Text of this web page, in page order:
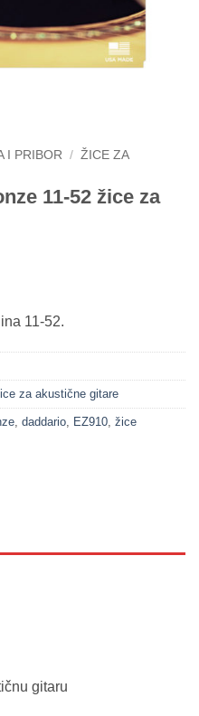
I PRIBOR / ŽICE ZA
11-52 žice za
11-52.
za akustične gitare
, daddario, EZ910, žice
gitaru